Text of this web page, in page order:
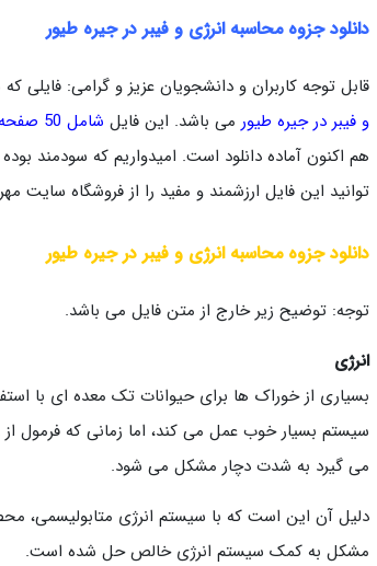
دانلود جزوه محاسبه انرژی و فیبر در جیره طیور
قابل توجه کاربران و دانشجویان عزیز و گرامی:
و فیبر در جیره طیور می باشد. این فایل شامل 50 صفحه
هم اکنون آماده دانلود است. امیدواریم که سودمند
توانید این فایل ارزشمند و مفید را از فروشگاه سایت
دانلود جزوه محاسبه انرژی و فیبر در جیره طیور
توجه: توضیح زیر خارج از متن فایل می باشد.
انرژی
بسیاری از خوراک ها برای حیوانات تک معده ای با
سیستم بسیار خوب عمل می کند، اما زمانی که فرمول
می گیرد به شدت دچار مشکل می شود.
دلیل آن این است که با سیستم انرژی متابولیسمی،
مشکل به کمک سیستم انرژی خالص حل شده است.